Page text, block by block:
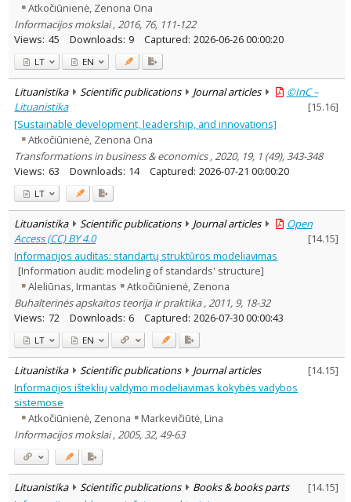
Atkočiūnienė, Zenona Ona
Informacijos mokslai , 2016, 76, 111-122
Views: 45 Downloads: 9 Captured: 2026-06-26 00:00:20
LT EN
Lituanistika Scientific publications Journal articles
©InC –
Lituanistika
[15.16]
[Sustainable development, leadership, and innovations]
Atkočiūnienė, Zenona Ona
Transformations in business & economics , 2020, 19, 1 (49), 343-348
Views: 63 Downloads: 14 Captured: 2026-07-21 00:00:20
LT
Lituanistika Scientific publications Journal articles
Open
Access (CC) BY 4.0
[14.15]
Informacijos auditas: standartų struktūros modeliavimas
[Information audit: modeling of standards' structure]
Aleliūnas, Irmantas
Atkočiūnienė, Zenona
Buhalterinės apskaitos teorija ir praktika , 2011, 9, 18-32
Views: 72 Downloads: 6 Captured: 2026-07-30 00:00:43
LT EN
Lituanistika Scientific publications Journal articles [14.15]
Informacijos išteklių valdymo modeliavimas kokybės vadybos
sistemose
Atkočiūnienė, Zenona
Markevičiūtė, Lina
Informacijos mokslai , 2005, 32, 49-63
Lituanistika Scientific publications Books & books parts [14.15]